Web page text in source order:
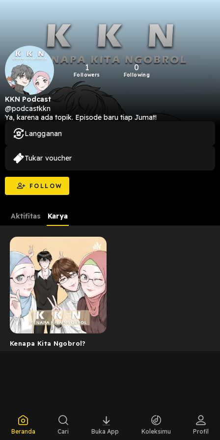
1
Followers
0
Following
KKN Podcast
@podcastkkn
Ya, karena ada topik. Episode baru tiap Jumat!
FOLLOW
Langganan
Tukar voucher
Aktifitas Karya
Kenapa Kita Ngobrol?
Beranda Cari Buka App Koleksimu Profil